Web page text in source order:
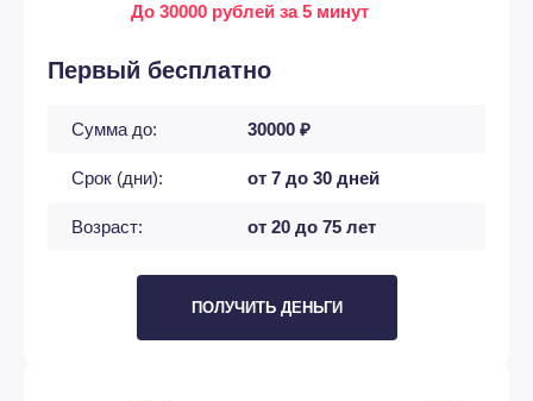
До 30000 рублей за 5 минут
Первый бесплатно
Сумма до: 30000 ₽
Срок (дни): от 7 до 30 дней
Возраст: от 20 до 75 лет
ПОЛУЧИТЬ ДЕНЬГИ